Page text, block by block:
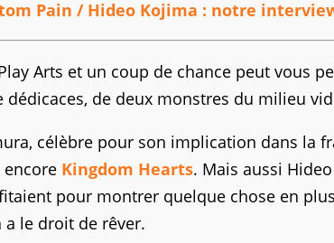
Pain / Hideo Kojima : notre
Arts et un coup de chance peut vous
dédicaces, de deux monstres du milieu
célèbre pour son implication dans la
Kingdom Hearts. Mais aussi
pour montrer quelque chose en
a le droit de rêver.